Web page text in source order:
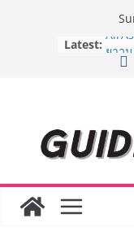
Latest:
ยา
“BIO
ระดั
พาณิ
ปะท